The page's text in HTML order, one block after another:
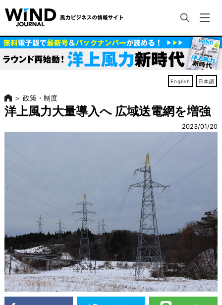
English 日本語
＞ 政策・制度
洋上風力大量導入へ 広域送電網を増強
2023/01/20